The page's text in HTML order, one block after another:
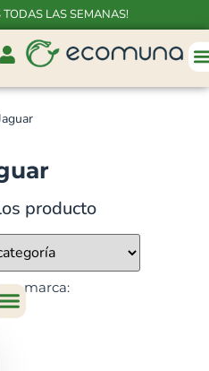
TODAS LAS SEMANAS!
producto
marca: